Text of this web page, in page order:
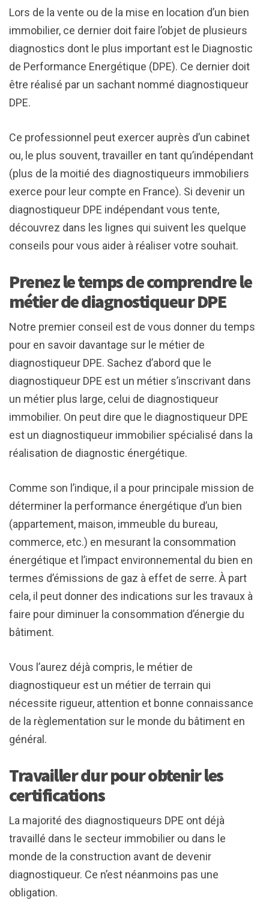
Lors de la vente ou de la mise en location d’un bien
immobilier, ce dernier doit faire l’objet de plusieurs
diagnostics dont le plus important est le Diagnostic
de Performance Energétique (DPE). Ce dernier doit
être réalisé par un sachant nommé diagnostiqueur
DPE.
Ce professionnel peut exercer auprès d’un cabinet
ou, le plus souvent, travailler en tant qu’indépendant
(plus de la moitié des diagnostiqueurs immobiliers
exerce pour leur compte en France). Si devenir un
diagnostiqueur DPE indépendant vous tente,
découvrez dans les lignes qui suivent les quelque
conseils pour vous aider à réaliser votre souhait.
Prenez le temps de comprendre le
métier de diagnostiqueur DPE
Notre premier conseil est de vous donner du temps
pour en savoir davantage sur le métier de
diagnostiqueur DPE. Sachez d’abord que le
diagnostiqueur DPE est un métier s’inscrivant dans
un métier plus large, celui de diagnostiqueur
immobilier. On peut dire que le diagnostiqueur DPE
est un diagnostiqueur immobilier spécialisé dans la
réalisation de diagnostic énergétique.
Comme son l’indique, il a pour principale mission de
déterminer la performance énergétique d’un bien
(appartement, maison, immeuble du bureau,
commerce, etc.) en mesurant la consommation
énergétique et l’impact environnemental du bien en
termes d’émissions de gaz à effet de serre. À part
cela, il peut donner des indications sur les travaux à
faire pour diminuer la consommation d’énergie du
bâtiment.
Vous l’aurez déjà compris, le métier de
diagnostiqueur est un métier de terrain qui
nécessite rigueur, attention et bonne connaissance
de la règlementation sur le monde du bâtiment en
général.
Travailler dur pour obtenir les
certifications
La majorité des diagnostiqueurs DPE ont déjà
travaillé dans le secteur immobilier ou dans le
monde de la construction avant de devenir
diagnostiqueur. Ce n’est néanmoins pas une
obligation.